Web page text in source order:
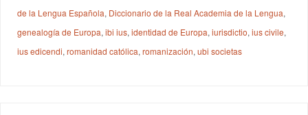
de la Lengua Española, Diccionario de la Real Academia de la Lengua,
genealogía de Europa,ibi ius,identidad de Europa,iurisdictio,ius civile,
ius edicendi,romanidad católica,romanización,ubi societas